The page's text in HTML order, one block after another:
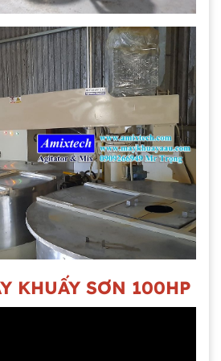
KHUẤY SƠN 100HP
bồn khuấy, silo chứa nguyên liệu